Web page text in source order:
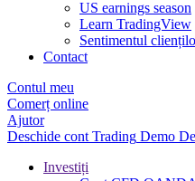
US earnings season
Learn TradingView
Sentimentul
Contact
Contul meu
Comerț online
Ajutor
Deschide cont Trading Demo
Investiți